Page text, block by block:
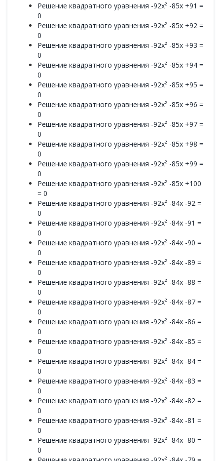
Решение квадратного уравнения -92x² -85x +91 =
0
Решение квадратного уравнения -92x² -85x +92 =
0
Решение квадратного уравнения -92x² -85x +93 =
0
Решение квадратного уравнения -92x² -85x +94 =
0
Решение квадратного уравнения -92x² -85x +95 =
0
Решение квадратного уравнения -92x² -85x +96 =
0
Решение квадратного уравнения -92x² -85x +97 =
0
Решение квадратного уравнения -92x² -85x +98 =
0
Решение квадратного уравнения -92x² -85x +99 =
0
Решение квадратного уравнения -92x² -85x +100
= 0
Решение квадратного уравнения -92x² -84x -92 =
0
Решение квадратного уравнения -92x² -84x -91 =
0
Решение квадратного уравнения -92x² -84x -90 =
0
Решение квадратного уравнения -92x² -84x -89 =
0
Решение квадратного уравнения -92x² -84x -88 =
0
Решение квадратного уравнения -92x² -84x -87 =
0
Решение квадратного уравнения -92x² -84x -86 =
0
Решение квадратного уравнения -92x² -84x -85 =
0
Решение квадратного уравнения -92x² -84x -84 =
0
Решение квадратного уравнения -92x² -84x -83 =
0
Решение квадратного уравнения -92x² -84x -82 =
0
Решение квадратного уравнения -92x² -84x -81 =
0
Решение квадратного уравнения -92x² -84x -80 =
0